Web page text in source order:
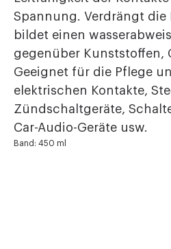
Spannung. Verdrängt die
bildet einen
gegenüber Kunststoffen,
Geeignet für die Pflege
elektrischen Kontakte,
Zündschaltgeräte,
Car-Audio-Geräte usw.
Band: 450 ml